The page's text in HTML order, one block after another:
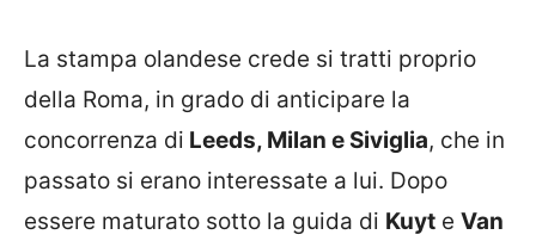
La stampa olandese crede si tratti proprio
della Roma, in grado di anticipare la
concorrenza di Leeds, Milan e Siviglia, che in
passato si erano interessate a lui. Dopo
essere maturato sotto la guida di Kuyt e Van